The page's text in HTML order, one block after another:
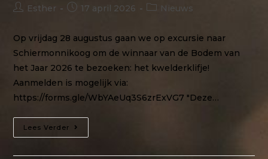
Esther 17 april 2026 Nieuws
Op vrijdag 28 augustus gaan we op excursie naar
Schiermonnikoog om de winnaar van de Bodem van
het Jaar 2026 te bezoeken: het kwelderklifje!
Aanmelden is mogelijk via:
https://forms.gle/WbYAeUq3S6zrExVG7 "Deze…
Lees Verder